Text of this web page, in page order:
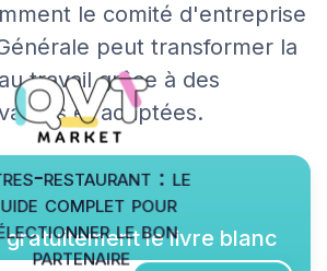
le comité d'entreprise
peut transformer la
travail grâce à des
et adaptées.
restaurant : le
complet pour
le bon
partenaire
gratuitement le livre blanc